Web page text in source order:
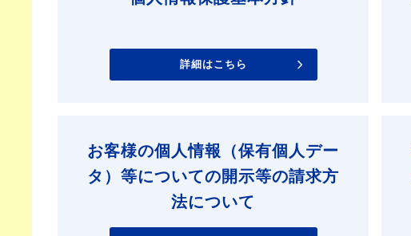
詳細はこちら
お客様の個人情報（保有個人デー
タ）等についての開示等の請求方
法について